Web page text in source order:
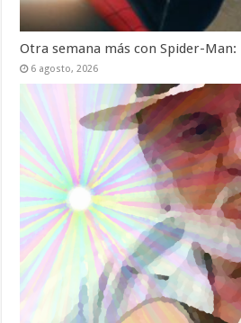
Otra semana más con Spider-Man:
6 agosto, 2026